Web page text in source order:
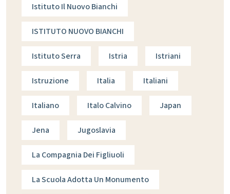
Istituto Il Nuovo Bianchi
ISTITUTO NUOVO BIANCHI
Istituto Serra Istria Istriani
Istruzione Italia Italiani
Italiano Italo Calvino Japan
Jena Jugoslavia
La Compagnia Dei Figliuoli
La Scuola Adotta Un Monumento